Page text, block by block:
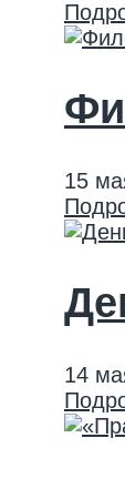
15
14